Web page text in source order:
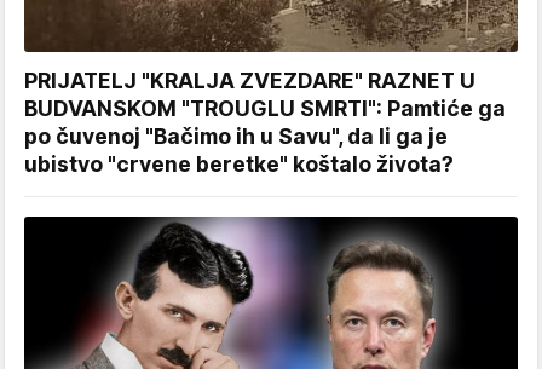
PRIJATELJ "KRALJA ZVEZDARE" RAZNET U
BUDVANSKOM "TROUGLU SMRTI": Pamtiće ga
po čuvenoj "Bačimo ih u Savu", da li ga je
ubistvo "crvene beretke" koštalo života?